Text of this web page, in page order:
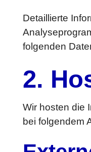
Detaillierte
folgenden
2.
Wir hosten die
bei folgendem